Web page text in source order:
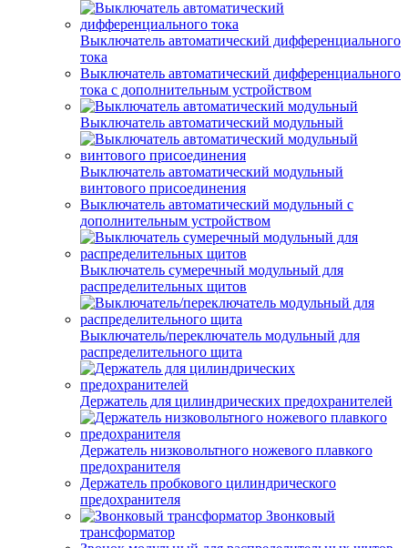
Выключатель автоматический дифференциального
тока
Выключатель автоматический дифференциального
тока с дополнительным устройством
Выключатель автоматический модульный
Выключатель автоматический модульный
винтового присоединения
Выключатель автоматический модульный с
дополнительным устройством
Выключатель сумеречный модульный для
распределительных щитов
Выключатель/переключатель модульный для
распределительного щита
Держатель для цилиндрических предохранителей
Держатель низковольтного ножевого плавкого
предохранителя
Держатель пробкового цилиндрического
предохранителя
Звонковый
трансформатор